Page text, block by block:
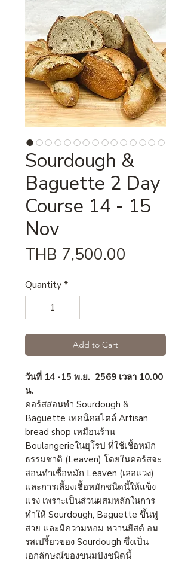
Sourdough &
Baguette 2 Day
Course 14 - 15
Nov
THB 7,500.00
Quantity*
Add to Cart
วันที่ 14 -15 พ.ย. 2569 เวลา 10.00
น.
คอร์สสอนทำ Sourdough &
Baguette เทคนิคสไตล์ Artisan
bread shop เหมือนร้าน
Boulangerieในยุโรป ที่ใช้เชื้อหมัก
ธรรมชาติ (Leaven) โดยในคอร์สจะ
สอนทำเชื้อหมัก Leaven (เลอแวง)​
และการเลี้ยงเชื้อหมักชนิดนี้ให้แข็ง
แรง เพราะเป็นส่วนผสมหลักในการ
ทำให้ Sourdough, Baguette ขึ้นฟู
สวย และมีความหอม หวานยีสต์ อม
รสเปรี้ยวของ Sourdough ซึ่งเป็น
เอกลักษณ์ของขนมปังชนิดนี้